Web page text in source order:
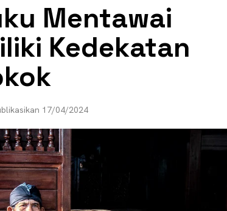
Mentawai
Kedekatan
17/04/2024